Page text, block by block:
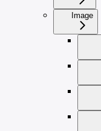
Image